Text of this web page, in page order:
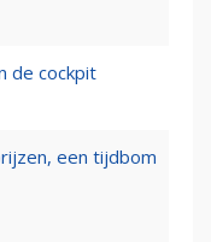
de cockpit
een tijdbom